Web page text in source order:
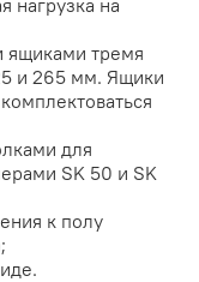
тремя
и 265 мм. Ящики
для
SK 50 и SK
к полу